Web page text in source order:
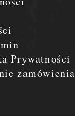
Prywatności
zamówienia